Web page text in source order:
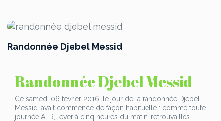
Randonnée Djebel Messid
Randonnée Djebel Messid
Ce samedi 06 février 2016, le jour de la randonnée Djebel
Messid, avait commencé de façon habituelle : comme toute
journée ATR, lever à cinq heures du matin, retrouvailles